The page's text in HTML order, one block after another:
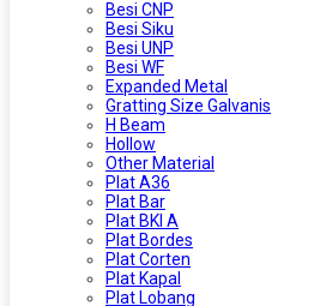
Besi CNP
Besi Siku
Besi UNP
Besi WF
Expanded Metal
Gratting Size Galvanis
H Beam
Hollow
Other Material
Plat A36
Plat Bar
Plat BKI A
Plat Bordes
Plat Corten
Plat Kapal
Plat Lobang